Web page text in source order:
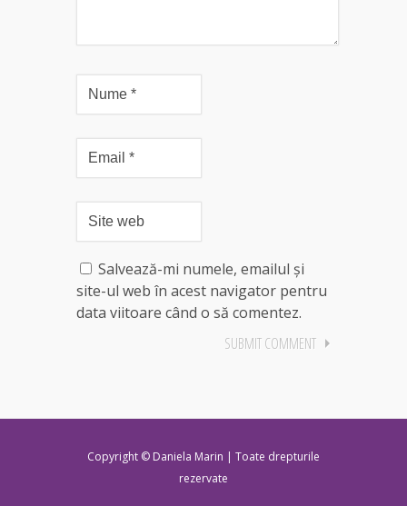
Salvează-mi numele, emailul și
site-ul web în acest navigator pentru
data viitoare când o să comentez.
Copyright © Daniela Marin | Toate drepturile
rezervate